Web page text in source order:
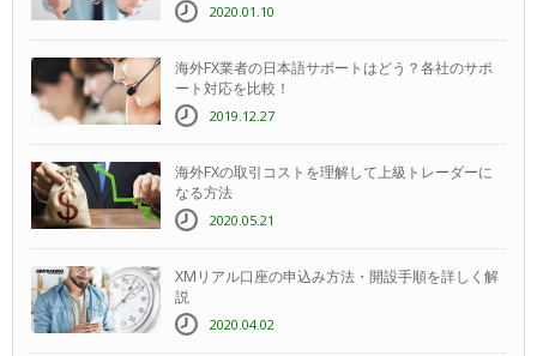
2020.01.10
海外FX業者の日本語サポートはどう？各社のサポ
ート対応を比較！
2019.12.27
海外FXの取引コストを理解して上級トレーダーに
なる方法
2020.05.21
XMリアル口座の申込み方法・開設手順を詳しく解
説
2020.04.02